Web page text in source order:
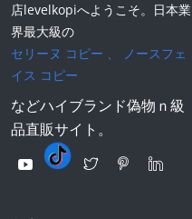
店levelkopiへようこそ。日本業
界最大級の
セリーヌ コピー 、
ノースフェ
イス コピー
などハイブランド偽物ｎ級
品直販サイト。